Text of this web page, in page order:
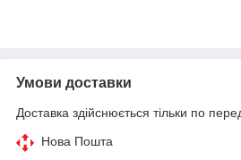
Умови доставки
Доставка здійснюється тільки по
Нова Пошта